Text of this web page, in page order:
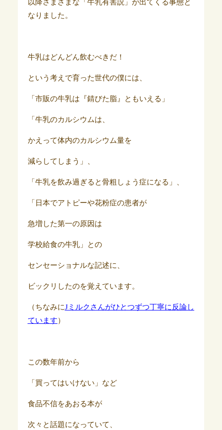
以降さまざまな「牛乳有害説」が出てくる事態と
なりました。
牛乳はどんどん飲むべきだ！
という考えで育った世代の僕には、
「市販の牛乳は『錆びた脂』ともいえる」
「牛乳のカルシウムは、
かえって体内のカルシウム量を
減らしてしまう」、
「牛乳を飲み過ぎると骨粗しょう症になる」、
「日本でアトピーや花粉症の患者が
急増した第一の原因は
学校給食の牛乳」との
センセーショナルな記述に、
ビックリしたのを覚えています。
（ちなみにJミルクさんがひとつずつ丁寧に反論し
ています）
この数年前から
「買ってはいけない」など
食品不信をあおる本が
次々と話題になっていて、